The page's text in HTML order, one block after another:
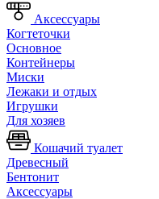
Аксессуары
Когтеточки
Основное
Контейнеры
Миски
Лежаки и отдых
Игрушки
Для хозяев
Кошачий туалет
Древесный
Бентонит
Аксессуары